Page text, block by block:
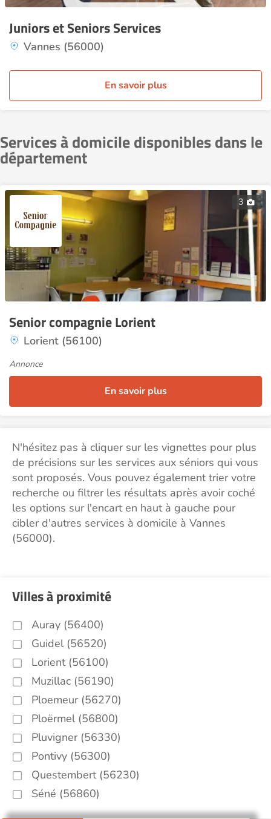
Juniors et Seniors Services
Vannes (56000)
En savoir plus
Services à domicile disponibles dans le
département
3
Senior compagnie Lorient
Lorient (56100)
Annonce
En savoir plus
N'hésitez pas à cliquer sur les vignettes pour plus
de précisions sur les services aux séniors qui vous
sont proposés. Vous pouvez également trier votre
recherche ou filtrer les résultats après avoir coché
les options sur l'encart en haut à gauche pour
cibler d'autres services à domicile à Vannes
(56000).
Villes à proximité
Auray (56400)
Guidel (56520)
Lorient (56100)
Muzillac (56190)
Ploemeur (56270)
Ploërmel (56800)
Pluvigner (56330)
Pontivy (56300)
Questembert (56230)
Séné (56860)